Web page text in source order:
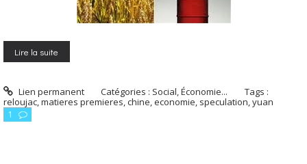
Lire la suite
Lien permanent Catégories : Social, Économie...
Tags :
reloujac,matieres premieres,chine,economie, speculation,yuan
1